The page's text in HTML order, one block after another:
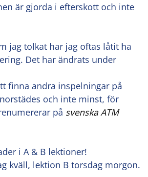
är gjorda i efterskott och inte
jag tolkat har jag oftas låtit ha
Det har ändrats under
finna andra inspelningar på
och inte minst, för
på svenska ATM
i A & B lektioner!
kväll, lektion B torsdag morgon.